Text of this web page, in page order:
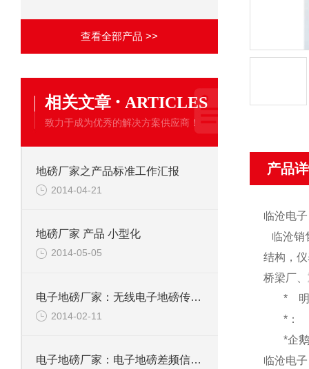
查看全部产品 >>
相关文章 · ARTICLES
致力于成为优秀的解决方案供应商！
地磅厂家之产品标准工作汇报
2014-04-21
地磅厂家 产品 小型化
2014-05-05
电子地磅厂家：无线电子地磅传感器的可扩性
2014-02-11
电子地磅厂家：电子地磅差频信号的频率丈量
产品
临沧电
临沧销
结构，
桥梁厂
*
*：
*企
临沧电